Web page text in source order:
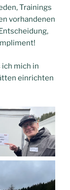
Trainings
vorhandenen
ich mich in
einrichten